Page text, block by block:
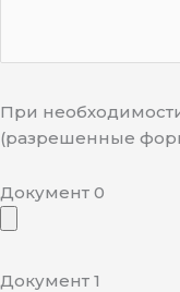
При
(разрешенные
Документ 0
Документ 1